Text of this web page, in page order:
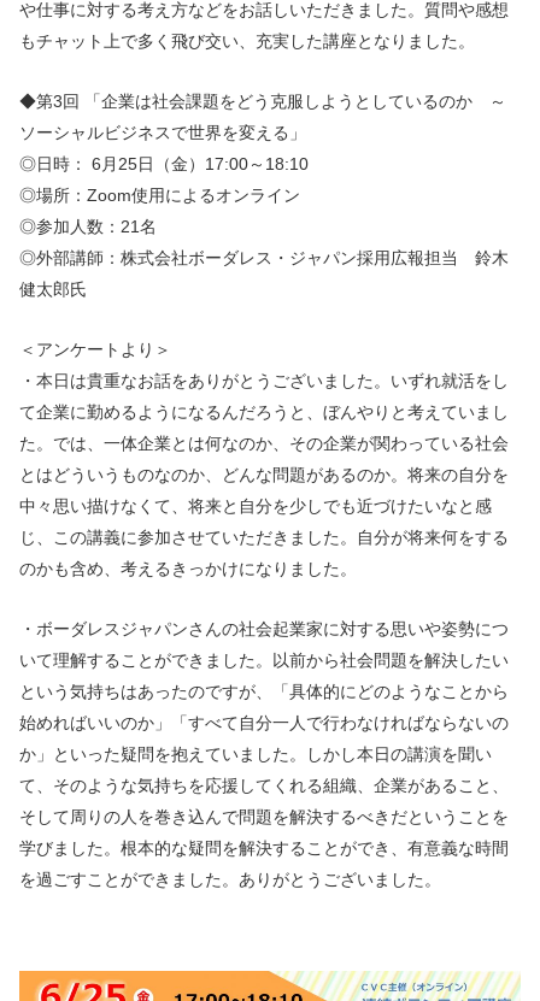
や仕事に対する考え方などをお話しいただきました。 質問や感想
もチャット上で多く飛び交い、充実した講座となりました。
◆第3回 「企業は社会課題をどう克服しようとしているのか ～
ソーシャルビジネスで世界を変える」
◎日時： 6月25日（金）17:00～18:10
◎場所：Zoom使用によるオンライン
◎参加人数：21名
◎外部講師：株式会社ボーダレス・ジャパン採用広報担当 鈴木
健太郎氏
＜アンケートより＞
・本日は貴重なお話をありがとうございました。いずれ就活をし
て企業に勤めるようになるんだろうと、ぼんやりと考えていまし
た。では、一体企業とは何なのか、その企業が関わっている社会
とはどういうものなのか、どんな問題があるのか。将来の自分を
中々思い描けなくて、将来と自分を少しでも近づけたいなと感
じ、この講義に参加させていただきました。自分が将来何をする
のかも含め、考えるきっかけになりました。
・ボーダレスジャパンさんの社会起業家に対する思いや姿勢につ
いて理解することができました。以前から社会問題を解決したい
という気持ちはあったのですが、「具体的にどのようなことから
始めればいいのか」「すべて自分一人で行わなければならないの
か」といった疑問を抱えていました。しかし本日の講演を聞い
て、そのような気持ちを応援してくれる組織、企業があること、
そして周りの人を巻き込んで問題を解決するべきだということを
学びました。根本的な疑問を解決することができ、有意義な時間
を過ごすことができました。ありがとうございました。